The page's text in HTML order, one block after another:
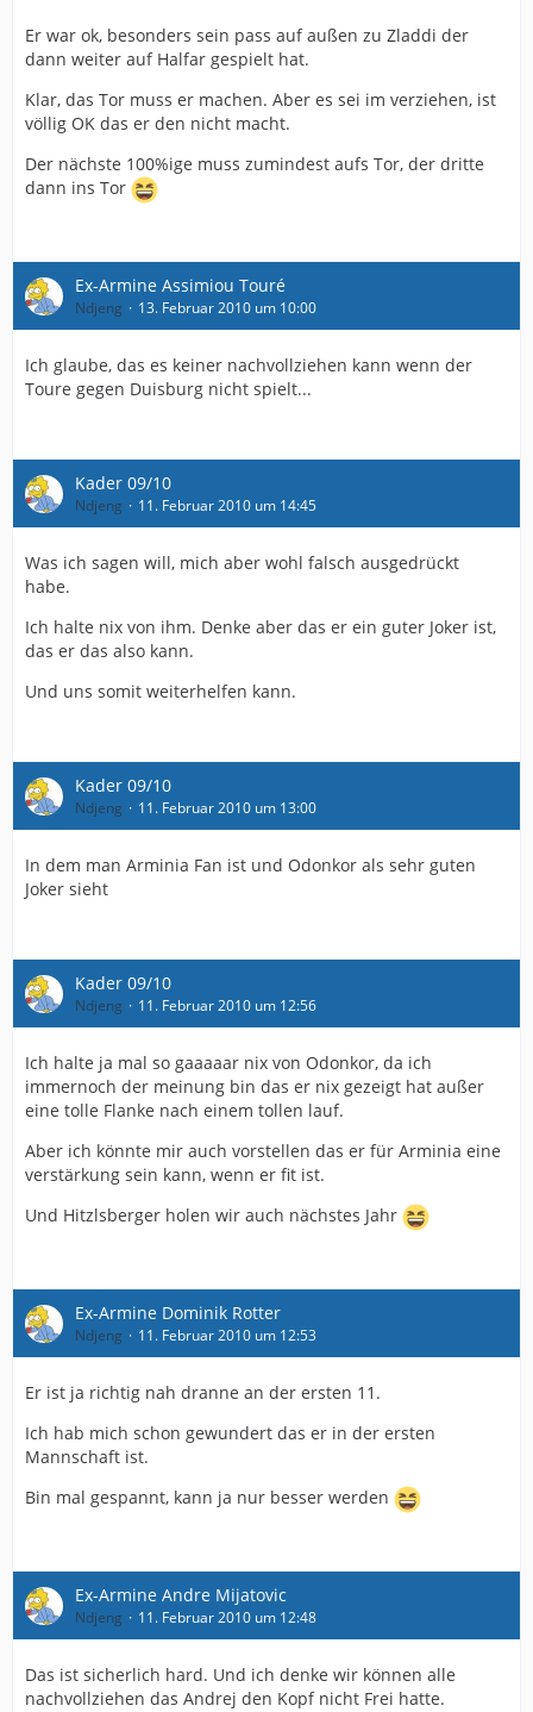
Er war ok, besonders sein pass auf außen zu Zladdi der
dann weiter auf Halfar gespielt hat.
Klar, das Tor muss er machen. Aber es sei im verziehen, ist
völlig OK das er den nicht macht.
Der nächste 100%ige muss zumindest aufs Tor, der dritte
dann ins Tor
Ex-Armine Assimiou Touré
Ndjeng 13. Februar 2010 um 10:00
Ich glaube, das es keiner nachvollziehen kann wenn der
Toure gegen Duisburg nicht spielt...
Kader 09/10
Ndjeng 11. Februar 2010 um 14:45
Was ich sagen will, mich aber wohl falsch ausgedrückt
habe.
Ich halte nix von ihm. Denke aber das er ein guter Joker ist,
das er das also kann.
Und uns somit weiterhelfen kann.
Kader 09/10
Ndjeng 11. Februar 2010 um 13:00
In dem man Arminia Fan ist und Odonkor als sehr guten
Joker sieht
Kader 09/10
Ndjeng 11. Februar 2010 um 12:56
Ich halte ja mal so gaaaaar nix von Odonkor, da ich
immernoch der meinung bin das er nix gezeigt hat außer
eine tolle Flanke nach einem tollen lauf.
Aber ich könnte mir auch vorstellen das er für Arminia eine
verstärkung sein kann, wenn er fit ist.
Und Hitzlsberger holen wir auch nächstes Jahr
Ex-Armine Dominik Rotter
Ndjeng 11. Februar 2010 um 12:53
Er ist ja richtig nah dranne an der ersten 11.
Ich hab mich schon gewundert das er in der ersten
Mannschaft ist.
Bin mal gespannt, kann ja nur besser werden
Ex-Armine Andre Mijatovic
Ndjeng 11. Februar 2010 um 12:48
Das ist sicherlich hard. Und ich denke wir können alle
nachvollziehen das Andrej den Kopf nicht Frei hatte.